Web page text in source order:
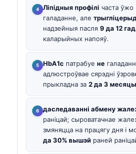
Ліпідныя профілі часта ўжо
галаданне, але
надзейныя пасля 9 да 12
каларыйных напояў.
HbA1c патрабуе не
адлюстроўвае сярэдні
прыкладна за 2 да 3 месяцы
даследаванні абмену
раніцай; сыроватачнае
змяняцца на працягу дня і
да 30% вышэй раней